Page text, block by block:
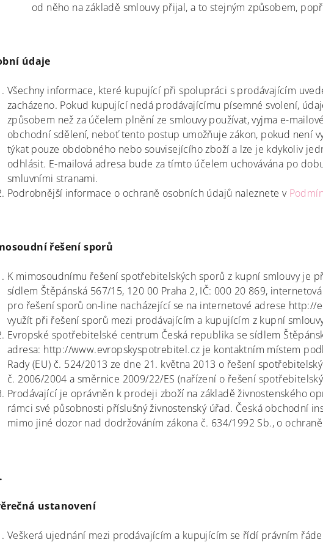
od něho na základě smlouvy přijal, a to stejným způsobem,
údaje
Všechny informace, které kupující při spolupráci s prodávajícím
zacházeno. Pokud kupující nedá prodávajícímu písemné svolení,
způsobem než za účelem plnění ze smlouvy používat, vyjma e-
obchodní sdělení, neboť tento postup umožňuje zákon, pokud není
týkat pouze obdobného nebo souvisejícího zboží a lze je kdykoliv
odhlásit. E-mailová adresa bude za tímto účelem uchovávána po
smluvními stranami.
Podrobnější informace o ochraně osobních údajů naleznete v
řešení sporů
K mimosoudnímu řešení spotřebitelských sporů z kupní smlouvy je
sídlem Štěpánská 567/15, 120 00 Praha 2, IČ: 000 20 869,
pro řešení sporů on-line nacházející se na internetové adrese http://
využít při řešení sporů mezi prodávajícím a kupujícím z kupní
Evropské spotřebitelské centrum Česká republika se sídlem
adresa: http://www.evropskyspotrebitel.cz je kontaktním místem
Rady (EU) č. 524/2013 ze dne 21. května 2013 o řešení
č. 2006/2004 a směrnice 2009/22/ES (nařízení o řešení
Prodávající je oprávněn k prodeji zboží na základě živnostenského
rámci své působnosti příslušný živnostenský úřad. Česká obchodní
mimo jiné dozor nad dodržováním zákona č. 634/1992 Sb., o
ustanovení
Veškerá ujednání mezi prodávajícím a kupujícím se řídí právním